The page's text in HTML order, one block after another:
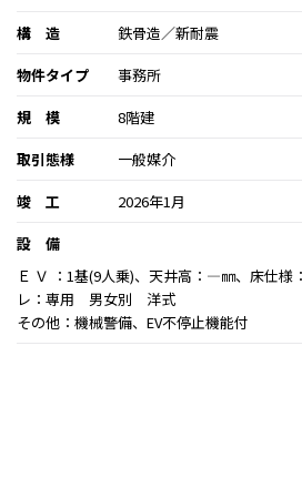
構 造
鉄骨造／新耐震
物件タイプ
事務所
規 模
8階建
取引態様
一般媒介
竣 工
2026年1月
設 備
Ｅ Ｖ ：1基(9人乗)、天井高：―㎜、床仕
レ：専用 男女別 洋式
その他：機械警備、EV不停止機能付